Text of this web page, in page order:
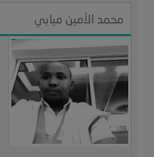
محمد الأمين ميابي